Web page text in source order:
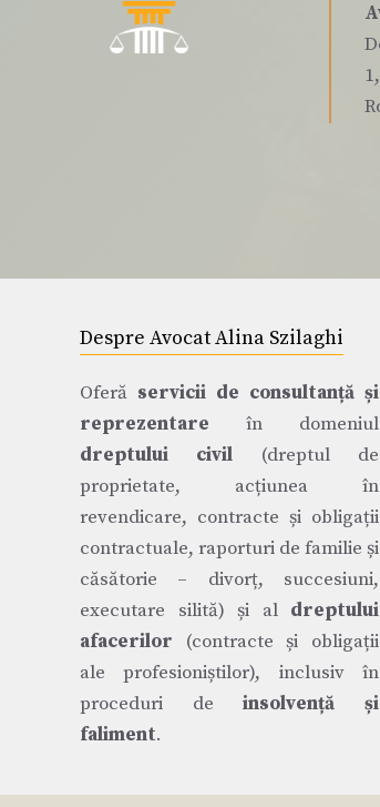
Despre Avocat Alina Szilaghi
Oferă servicii de consultanță și
reprezentare în domeniul
dreptului civil (dreptul de
proprietate, acțiunea în
revendicare, contracte și obligații
contractuale, raporturi de familie și
căsătorie – divorț, succesiuni,
executare silită) și al dreptului
afacerilor (contracte și obligații
ale profesioniștilor), inclusiv în
proceduri deinsolvență și
faliment.